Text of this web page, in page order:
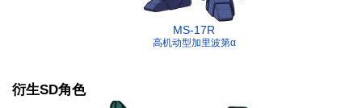
MS-17R
高机动型加里波第α
衍生SD角色